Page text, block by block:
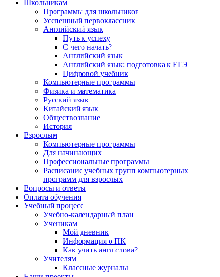
Школьникам
Программы для школьников
Усспешный первоклассник
Английский язык
Путь к успеху
С чего начать?
Английский язык
Английский язык: подготовка к ЕГЭ
Цифровой учебник
Компьютерные программы
Физика и математика
Русский язык
Китайский язык
Обществознание
История
Взрослым
Компьютерные программы
Для начинающих
Профессиональные программы
Расписание учебных групп компьютерных
программ для взрослых
Вопросы и ответы
Оплата обучения
Учебный процесс
Учебно-календарный план
Ученикам
Мой дневник
Информация о ПК
Как учить англ.слова?
Учителям
Классные журналы